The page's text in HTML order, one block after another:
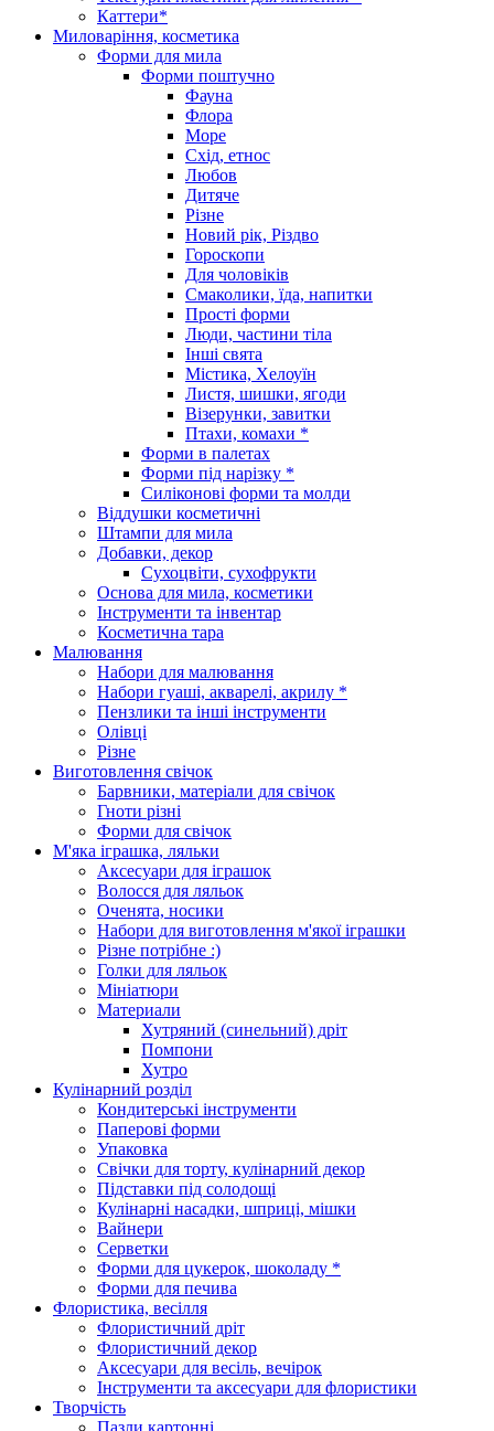
Каттери*
Миловаріння, косметика
Форми для мила
Форми поштучно
Фауна
Флора
Море
Схід, етнос
Любов
Дитяче
Різне
Новий рік, Різдво
Гороскопи
Для чоловіків
Смаколики, їда, напитки
Прості форми
Люди, частини тіла
Інші свята
Містика, Хелоуїн
Листя, шишки, ягоди
Візерунки, завитки
Птахи, комахи *
Форми в палетах
Форми під нарізку *
Силіконові форми та молди
Віддушки косметичні
Штампи для мила
Добавки, декор
Сухоцвіти, сухофрукти
Основа для мила, косметики
Інструменти та інвентар
Косметична тара
Малювання
Набори для малювання
Набори гуаші, акварелі, акрилу *
Пензлики та інші інструменти
Олівці
Різне
Виготовлення свічок
Барвники, матеріали для свічок
Гноти різні
Форми для свічок
М'яка іграшка, ляльки
Аксесуари для іграшок
Волосся для ляльок
Оченята, носики
Набори для виготовлення м'якої іграшки
Різне потрібне :)
Голки для ляльок
Мініатюри
Материали
Хутряний (синельний) дріт
Помпони
Хутро
Кулінарний розділ
Кондитерські інструменти
Паперові форми
Упаковка
Свічки для торту, кулінарний декор
Підставки під солодощі
Кулінарні насадки, шприці, мішки
Вайнери
Серветки
Форми для цукерок, шоколаду *
Форми для печива
Флористика, весілля
Флористичний дріт
Флористичний декор
Аксесуари для весіль, вечірок
Інструменти та аксесуари для флористики
Творчість
Пазли картонні